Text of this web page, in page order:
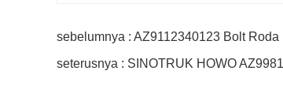
sebelumnya : AZ9112340123 Bolt Roda
seterusnya : SINOTRUK HOWO